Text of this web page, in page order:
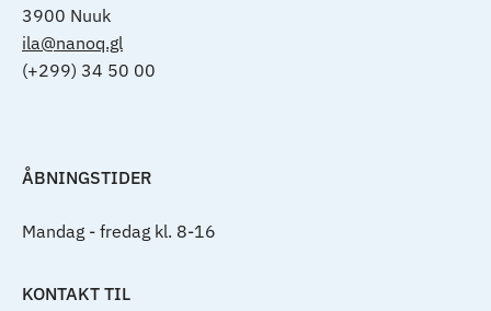
3900 Nuuk
ila@nanoq.gl
(+299) 34 50 00
ÅBNINGSTIDER
Mandag - fredag kl. 8-16
KONTAKT TIL